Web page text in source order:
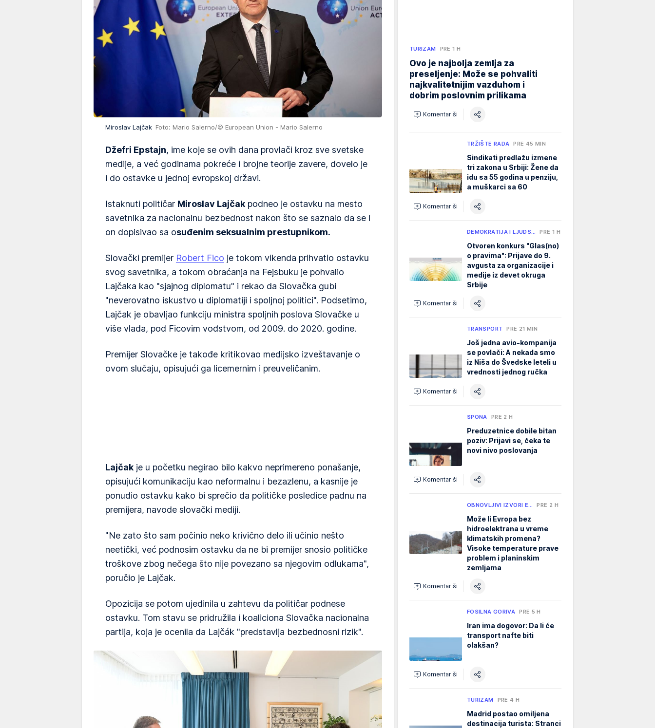
Miroslav Lajčak Foto: Mario Salerno/© European Union - Mario Salerno
Džefri Epstajn, ime koje se ovih dana provlači kroz sve svetske
medije, a već godinama pokreće i brojne teorije zavere, dovelo je
i do ostavke u jednoj evropskoj državi.
Istaknuti političar Miroslav Lajčak podneo je ostavku na mesto
savetnika za nacionalnu bezbednost nakon što se saznalo da se i
on dopisivao sa osuđenim seksualnim prestupnikom.
Slovački premijer Robert Fico je tokom vikenda prihvatio ostavku
svog savetnika, a tokom obraćanja na Fejsbuku je pohvalio
Lajčaka kao "sjajnog diplomatu" i rekao da Slovačka gubi
"neverovatno iskustvo u diplomatiji i spoljnoj politici". Podsetimo,
Lajčak je obavljao funkciju ministra spoljnih poslova Slovačke u
više vlada, pod Ficovim vođstvom, od 2009. do 2020. godine.
Premijer Slovačke je takođe kritikovao medijsko izveštavanje o
ovom slučaju, opisujući ga licemernim i preuveličanim.
Lajčak je u početku negirao bilo kakvo neprimereno ponašanje,
opisujući komunikaciju kao neformalnu i bezazlenu, a kasnije je
ponudio ostavku kako bi sprečio da političke posledice padnu na
premijera, navode slovački mediji.
"Ne zato što sam počinio neko krivično delo ili učinio nešto
neetički, već podnosim ostavku da ne bi premijer snosio političke
troškove zbog nečega što nije povezano sa njegovim odlukama",
poručio je Lajčak.
Opozicija se potom ujedinila u zahtevu da političar podnese
ostavku. Tom stavu se pridružila i koaliciona Slovačka nacionalna
partija, koja je ocenila da Lajčák "predstavlja bezbednosni rizik".
TURIZAM PRE 1 H
Ovo je najbolja zemlja za
preseljenje: Može se pohvaliti
najkvalitetnijim vazduhom i
dobrim poslovnim prilikama
Komentariši
TRŽIŠTE RADA PRE 45 MIN
Sindikati predlažu izmene
tri zakona u Srbiji: Žene da
idu sa 55 godina u penziju,
a muškarci sa 60
Komentariši
DEMOKRATIJA I LJUDS… PRE 1 H
Otvoren konkurs "Glas(no)
o pravima": Prijave do 9.
avgusta za organizacije i
medije iz devet okruga
Srbije
Komentariši
TRANSPORT PRE 21 MIN
Još jedna avio-kompanija
se povlači: A nekada smo
iz Niša do Švedske leteli u
vrednosti jednog ručka
Komentariši
SPONA PRE 2 H
Preduzetnice dobile bitan
poziv: Prijavi se, čeka te
novi nivo poslovanja
Komentariši
OBNOVLJIVI IZVORI E… PRE 2 H
Može li Evropa bez
hidroelektrana u vreme
klimatskih promena?
Visoke temperature prave
problem i planinskim
zemljama
Komentariši
FOSILNA GORIVA PRE 5 H
Iran ima dogovor: Da li će
transport nafte biti
olakšan?
Komentariši
TURIZAM PRE 4 H
Madrid postao omiljena
destinacija turista: Stranci